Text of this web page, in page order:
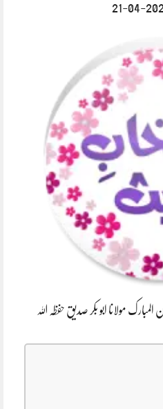
مولانا ابو بکر صدیق حفظہ اللہ